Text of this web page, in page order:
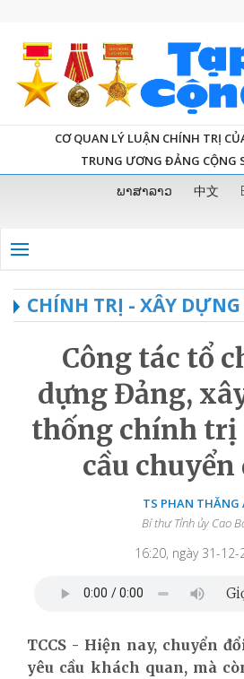
CƠ QUAN LÝ LUẬN CHÍNH TRỊ
TRUNG ƯƠNG ĐẢNG CỘNG
ພາສາລາວ 中文
CHÍNH TRỊ - XÂY
Công tác tổ
dựng Đảng,
thống chính trị
cầu chuyển
TS PHAN THĂNG
Bí thư Tỉnh ủy Cao
16:20, ngày 31-12-
TCCS - Hiện nay, chuyển
yêu cầu khách quan, mà